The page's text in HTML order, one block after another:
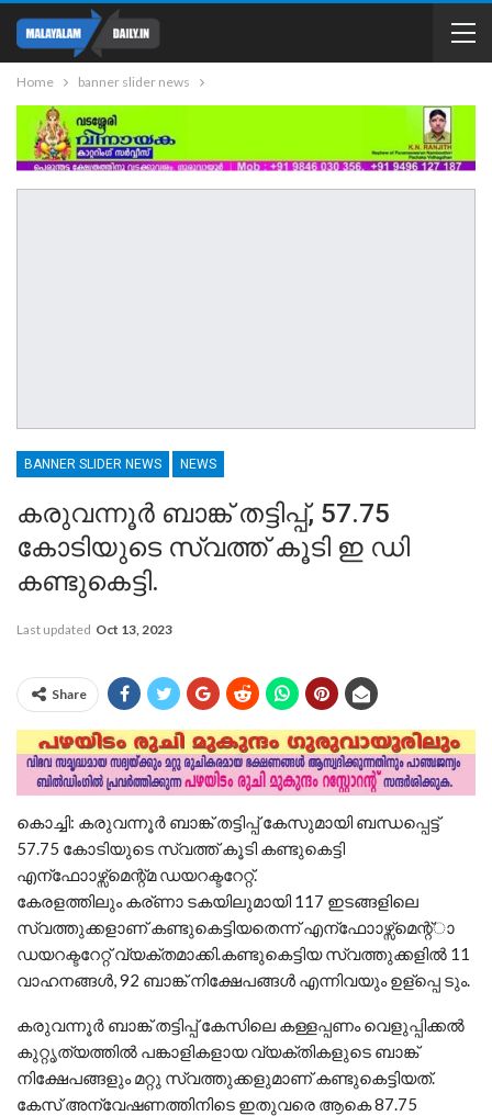
Home banner slider news
BANNER SLIDER NEWS NEWS
കരുവന്നൂര്‍ ബാങ്ക് തട്ടിപ്പ്, 57.75
കോടിയുടെ സ്വത്ത് കൂടി ഇ ഡി
കണ്ടുകെട്ടി.
Last updated Oct 13, 2023
Share
കൊച്ചി: കരുവന്നൂര്‍ ബാങ്ക് തട്ടിപ്പ് കേസുമായി ബന്ധപ്പെട്ട്
57.75 കോടിയുടെ സ്വത്ത് കൂടി കണ്ടുകെട്ടി
എന്ഫോാഴ്സ്മെന്റ്മ ഡയറക്ടറേറ്റ്.
കേരളത്തിലും കര്ണാ ടകയിലുമായി 117 ഇടങ്ങളിലെ
സ്വത്തുക്കളാണ് കണ്ടുകെട്ടിയതെന്ന് എന്ഫോാഴ്സ്മെന്റ്ാ
ഡയറക്ടറേറ്റ് വ്യക്തമാക്കി.കണ്ടുകെട്ടിയ സ്വത്തുക്കളില്‍ 11
വാഹനങ്ങള്‍, 92 ബാങ്ക് നിക്ഷേപങ്ങള്‍ എന്നിവയും ഉള്പ്പെ ടും.
കരുവന്നൂര്‍ ബാങ്ക് തട്ടിപ്പ് കേസിലെ കള്ളപ്പണം വെളുപ്പിക്കല്‍
കുറ്റൃത്യത്തില്‍ പങ്കാളികളായ വ്യക്തികളുടെ ബാങ്ക്
നിക്ഷേപങ്ങളും മറ്റു സ്വത്തുക്കളുമാണ് കണ്ടുകെട്ടിയത്.
കേസ് അന്വേഷണത്തിനിടെ ഇതുവരെ ആകെ 87.75